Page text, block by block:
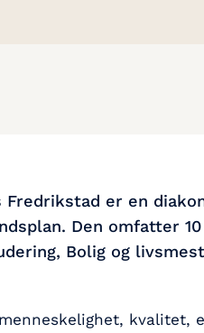
Fredrikstad er en
Den omfatter
Bolig og